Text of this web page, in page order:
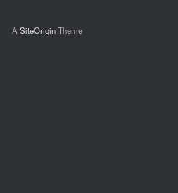
A SiteOriginTheme